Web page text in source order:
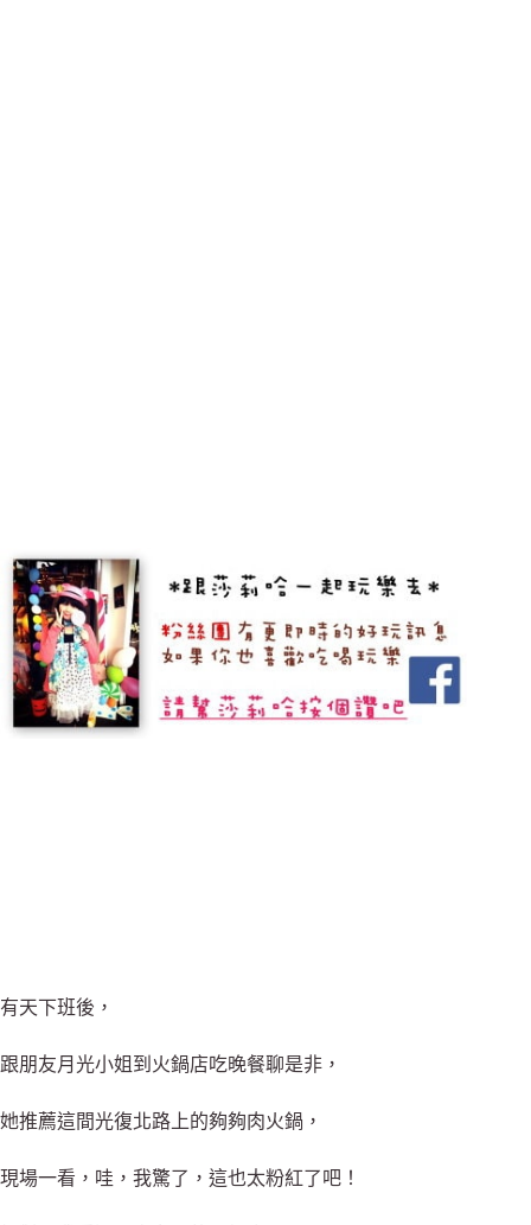
有天下班後，
跟朋友月光小姐到火鍋店吃晚餐聊是非，
她推薦這間光復北路上的夠夠肉火鍋，
現場一看，哇，我驚了，這也太粉紅了吧！